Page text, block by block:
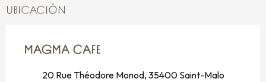
UBICACIÓN
MAGMA CAFE
20 Rue Théodore Monod, 35400 Saint-Malo